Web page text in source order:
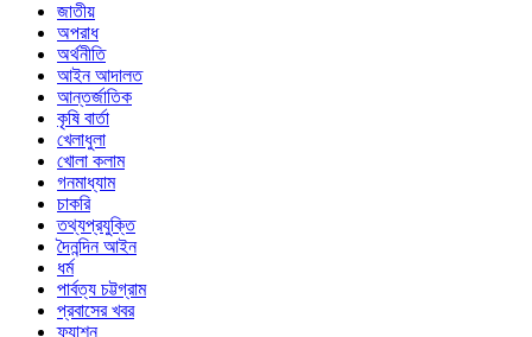
জাতীয়
অপরাধ
অর্থনীতি
আইন আদালত
আন্তর্জাতিক
কৃষি বার্তা
খেলাধুলা
খোলা কলাম
গনমাধ্যাম
চাকরি
তথ্যপ্রযুক্তি
দৈনন্দিন আইন
ধর্ম
পার্বত্য চট্টগ্রাম
প্রবাসের খবর
ফ্যাশন